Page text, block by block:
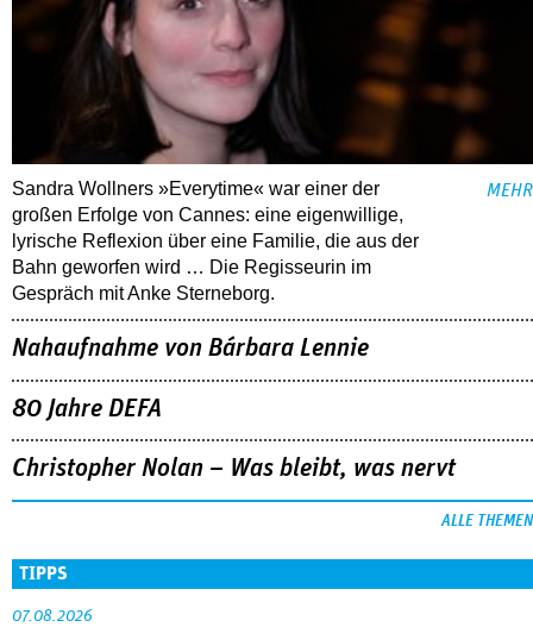
Sandra Wollners »Everytime« war einer der
großen Erfolge von Cannes: eine eigenwillige,
lyrische Reflexion über eine ­Familie, die aus der
Bahn geworfen wird … Die Regisseurin im
Gespräch mit Anke Sterneborg.
MEHR
Nahaufnahme von Bárbara Lennie
80 Jahre DEFA
Christopher Nolan – Was bleibt, was nervt
ALLE THEMEN
TIPPS
07.08.2026